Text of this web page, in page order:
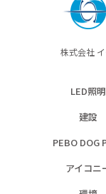
株式会社
LED照明
建設
PEBO DOG
アイコニ